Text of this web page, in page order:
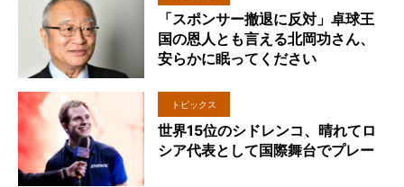
「スポンサー撤退に反対」卓球王
国の恩人とも言える北岡功さん、
安らかに眠ってください
トピックス
世界15位のシドレンコ、晴れてロ
シア代表として国際舞台でプレー